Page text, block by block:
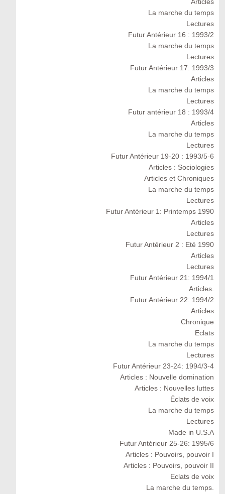
La marche du temps
Lectures
Futur Antérieur 16 : 1993/2
La marche du temps
Lectures
Futur Antérieur 17: 1993/3
Articles
La marche du temps
Lectures
Futur antérieur 18 : 1993/4
Articles
La marche du temps
Lectures
Futur Antérieur 19-20 : 1993/5-6
Articles : Sociologies
Articles et Chroniques
La marche du temps
Lectures
Futur Antérieur 1: Printemps 1990
Articles
Lectures
Futur Antérieur 2 : Eté 1990
Articles
Lectures
Futur Antérieur 21: 1994/1
Articles.
Futur Antérieur 22: 1994/2
Articles
Chronique
Eclats
La marche du temps
Lectures
Futur Antérieur 23-24: 1994/3-4
Articles : Nouvelle domination
Articles : Nouvelles luttes
Éclats de voix
La marche du temps
Lectures
Made in U.S.A
Futur Antérieur 25-26: 1995/6
Articles : Pouvoirs, pouvoir I
Articles : Pouvoirs, pouvoir II
Eclats de voix
La marche du temps.